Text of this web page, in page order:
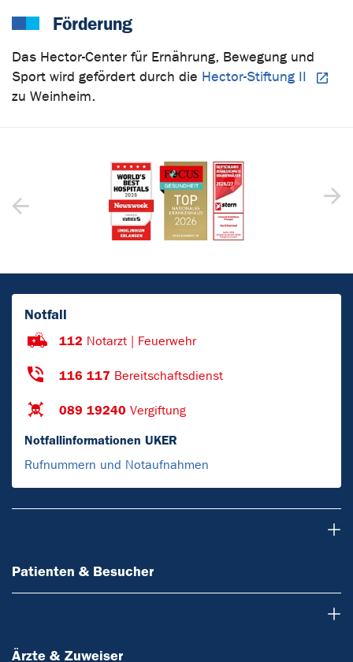
Förderung
Das Hector-Center für Ernährung, Bewegung und
Sport wird gefördert durch die Hector-Stiftung II
zu Weinheim.
Notfall
112 Notarzt | Feuerwehr
116 117 Bereitschaftsdienst
089 19240 Vergiftung
Notfallinformationen UKER
Rufnummern und Notaufnahmen
Patienten & Besucher
Ärzte & Zuweiser